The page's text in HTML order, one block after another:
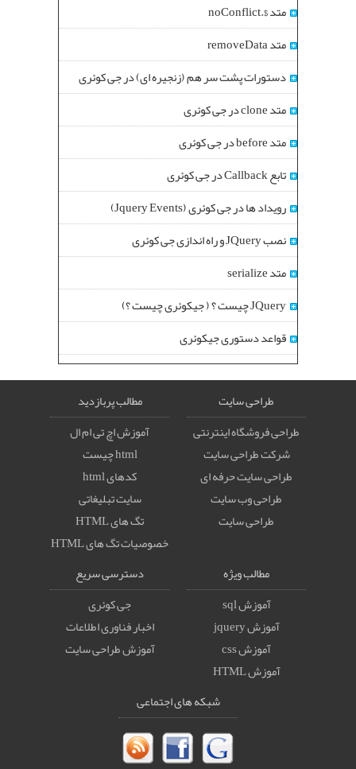
متد $.noConflict
متد removeData
دستورات پشت سر هم (زنجیره ای) در جی کوئری
متد clone در جی کوئری
متد before در جی کوئری
تابع Callback در جی کوئری
رویداد ها در جی کوئری (Jquery Events)
نصب JQuery و راه اندازی جی کوئری
متد serialize
JQuery چیست ؟ ( جیکوئری چیست ؟)
قواعد دستوری جیکوئری
طراحی سایت
طراحی فروشگاه اینترنتی
شرکت طراحی سایت
طراحی سایت حرفه ای
طراحی وب سایت
طراحی سایت
مطالب پربازدید
آموزش اچ تی ام ال
html چیست
کدهای html
سایت تبلیغاتی
تگ های HTML
خصوصيات تگ های HTML
مطالب ویژه
آموزش sql
آموزش jquery
آموزش css
آموزش HTML
دسترسی سریع
جی کوئری
اخبار فناوری اطلاعات
آموزش طراحی سایت
شبکه های اجتماعی